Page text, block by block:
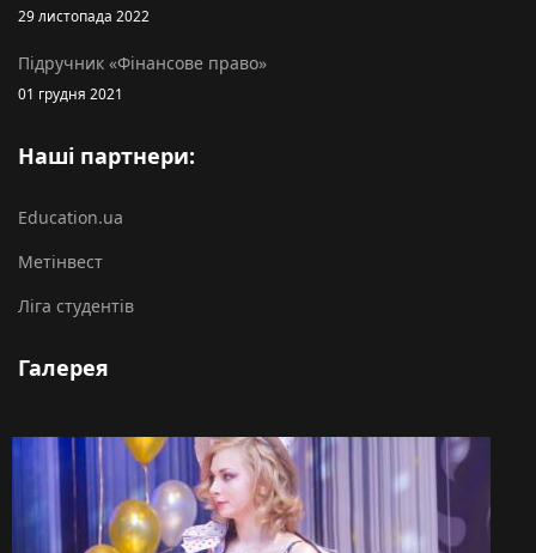
29 листопада 2022
Підручник «Фінансове право»
01 грудня 2021
Наші партнери:
Education.ua
Метінвест
Ліга студентів
Галерея